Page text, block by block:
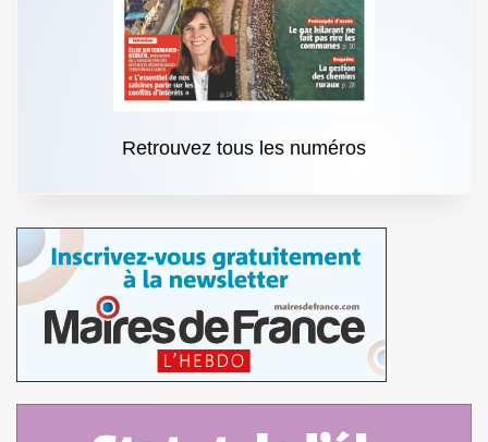
Retrouvez tous les numéros